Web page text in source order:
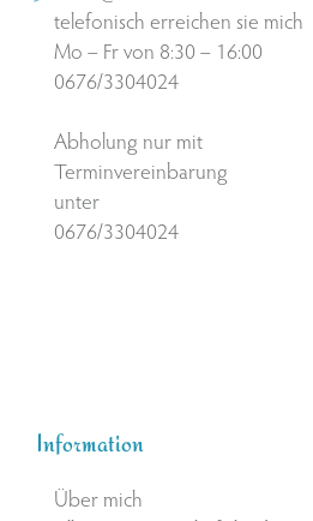
telefonisch erreichen sie mich
Mo – Fr von 8:30 – 16:00
0676/3304024
Abholung nur mit
Terminvereinbarung
unter
0676/3304024
Information
Über mich